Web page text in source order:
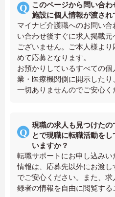
このページから問い合
施設に個人情報が渡され
マイナビ介護職へのお問い
い合わせ後すぐに求人掲載
ございません。ご本人様よ
めて応募となります。
お預かりしているすべての
業・医療機関側に開示した
一切ありませんのでご安心く
現職の求人も見つけた
とで現職に転職活動を
いますか？
転職サポートにお申し込み
情報は、応募先以外にお渡
でご安心ください。また、
録者の情報を自由に閲覧する